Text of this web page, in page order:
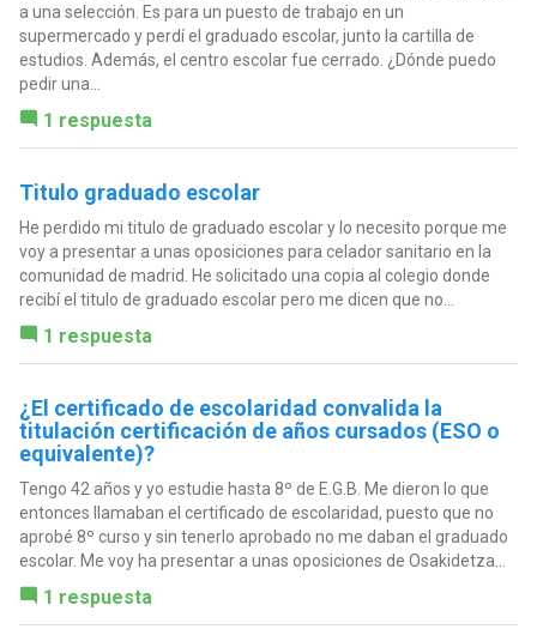
a una selección. Es para un puesto de trabajo en un
supermercado y perdí el graduado escolar, junto la cartilla de
estudios. Además, el centro escolar fue cerrado. ¿Dónde puedo
pedir una...
1 respuesta
Titulo graduado escolar
He perdido mi titulo de graduado escolar y lo necesito porque me
voy a presentar a unas oposiciones para celador sanitario en la
comunidad de madrid. He solicitado una copia al colegio donde
recibí el titulo de graduado escolar pero me dicen que no...
1 respuesta
¿El certificado de escolaridad convalida la
titulación certificación de años cursados (ESO o
equivalente)?
Tengo 42 años y yo estudie hasta 8º de E.G.B. Me dieron lo que
entonces llamaban el certificado de escolaridad, puesto que no
aprobé 8º curso y sin tenerlo aprobado no me daban el graduado
escolar. Me voy ha presentar a unas oposiciones de Osakidetza...
1 respuesta